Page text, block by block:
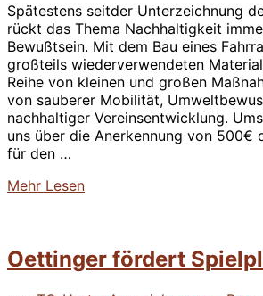
Spätestens seitder Unterzeichnung
rückt das Thema Nachhaltigkeit
Bewußtsein. Mit dem Bau eines
großteils wiederverwendeten
Reihe von kleinen und großen
von sauberer Mobilität,
nachhaltiger Vereinsentwicklung.
uns über die Anerkennung von 500€
für den …
Mehr über
Nachhaltigkeit
aus”
Lesen
Oettinger fördert